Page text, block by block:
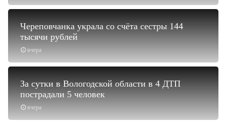
вчера
Череповчанка украла со счёта сестры 144
тысячи рублей
вчера
За сутки в Вологодской области в 4 ДТП
пострадали 5 человек